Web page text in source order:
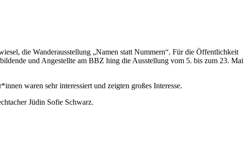
die Wanderausstellung „Namen statt Nummern“. Für die Öffentlichkeit
und Angestellte am BBZ hing die Ausstellung vom 5. bis zum 23. Mai
waren sehr interessiert und zeigten großes Interesse.
Jüdin Sofie Schwarz.